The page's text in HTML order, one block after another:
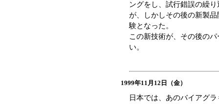
ングをし、試行錯誤の繰
が、しかしその後の新製
験となった。
この新技術が、その後の
い。
1999年11月12日（金）
日本では、あのバイアグ